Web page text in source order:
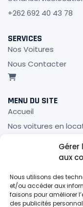
Gérer
aux
Nous utilisons des
et/ou accéder aux
faisons pour améliorer
des publicités
+262 692 40 43 78
SERVICES
Nos Voitures
Nous Contacter
MENU DU SITE
Accueil
Nos voitures en
INFOS LÉGALES